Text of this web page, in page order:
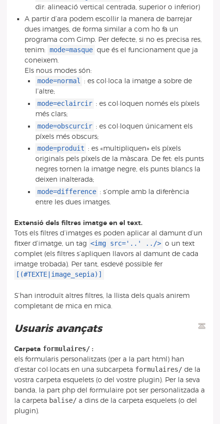
dir: alineació vertical centrada, superior o inferior)
A partir d’ara podem escollir la manera de barrejar
dues imatges, de forma similar a com ho fa un
programa com Gimp. Per defecte, si no es precisa res,
tenim: mode=masque que és el funcionament que ja
coneixem.
Els nous modes són:
mode=normal : es col·loca la imatge a sobre de
l’altre;
mode=eclaircir : es col·loquen només els píxels
més clars;
mode=obscurcir : es col·loquen únicament els
píxels més obscurs;
mode=produit : es «multipliquen» els píxels
originals pels píxels de la màscara. De fet: els punts
negres tornen la imatge negre, els punts blancs la
deixen inalterada;
mode=difference : s’omple amb la diferència
entre les dues imatges.
Extensió dels filtres imatge en el text.
Tots els filtres d’imatges es poden aplicar al damunt d’un
fitxer d’imatge, un tag <img src='..' ../> o un text
complet (els filtres s’apliquen llavors al damunt de cada
imatge trobada). Per tant, esdevé possible fer
[(#TEXTE|image_sepia)]
S’han introduït altres filtres, la llista dels quals anirem
completant de mica en mica.
Usuaris avançats
Carpeta formulaires/:
els formularis personalitzats (per a la part html) han
d’estar col·locats en una subcarpeta formulaires/de la
vostra carpeta esquelets (o del vostre plugin). Per la seva
banda, la part php del formulaire pot ser personalitzada a
la carpeta balise/a dins de la carpeta esquelets (o del
plugin).